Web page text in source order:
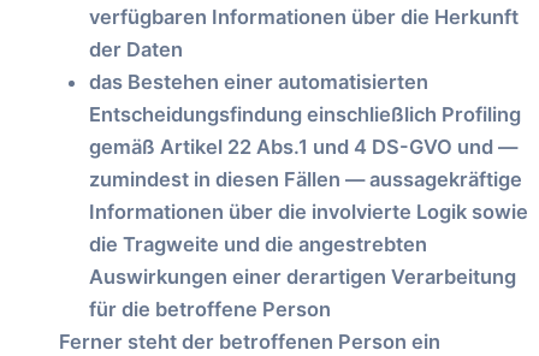
verfügbaren Informationen über die Herkunft
der Daten
das Bestehen einer automatisierten
Entscheidungsfindung einschließlich Profiling
gemäß Artikel 22 Abs.1 und 4 DS-GVO und —
zumindest in diesen Fällen — aussagekräftige
Informationen über die involvierte Logik sowie
die Tragweite und die angestrebten
Auswirkungen einer derartigen Verarbeitung
für die betroffene Person
Ferner steht der betroffenen Person ein